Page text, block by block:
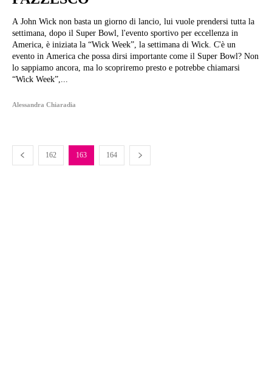
A John Wick non basta un giorno di lancio, lui vuole prendersi tutta la
settimana, dopo il Super Bowl, l'evento sportivo per eccellenza in
America, è iniziata la “Wick Week”, la settimana di Wick. C'è un
evento in America che possa dirsi importante come il Super Bowl? Non
lo sappiamo ancora, ma lo scopriremo presto e potrebbe chiamarsi
“Wick Week”,...
Alessandra Chiaradia
162 163 164